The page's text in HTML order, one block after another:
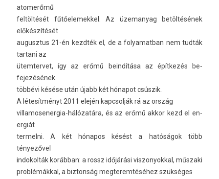
atomerőmű
feltöltését fűtőelemek­kel. Az üzemanyag betöltésének
előkészítését
augusztus 21-én kezdték el, de a folyamat­ban nem tudták
tar­tani az
ütem­tervet, így az erőmű beindítása az építkezés be­
fejezésének
többévi késése után újabb két hónapot csúszik.
A létesítményt 2011 elején kapcsol­ják rá az ország
villamosenergia-hálózatára, és az erőmű akkor kezd el en­
er­giát
ter­melni. A két hónapos késést a hatóságok több
tényezővel
in­dokol­ták korábban: a rossz időjárási vis­zonyokk­al, műszaki
problémákkal, a bi­zton­ság meg­terem­téséhez szükséges